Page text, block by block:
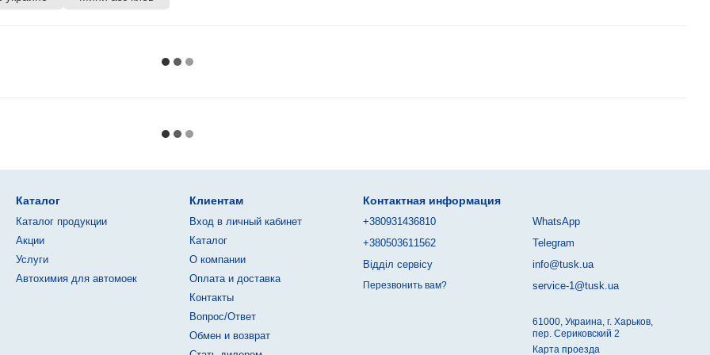
Каталог
Каталог продукции
Акции
Услуги
Автохимия для автомоек
Клиентам
Вход в личный кабинет
Каталог
О компании
Оплата и доставка
Контакты
Вопрос/Ответ
Обмен и возврат
Контактная информация
+380931436810
+380503611562
Відділ сервісу
Перезвонить вам?
WhatsApp
Telegram
info@tusk.ua
service-1@tusk.ua
61000, Украина, г. Харьков,
пер. Сериковский 2
Карта проезда